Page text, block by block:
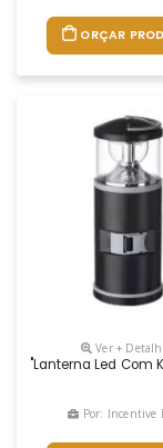
ORÇAR
Ver +
"lanterna Led Com
Por: Incentive